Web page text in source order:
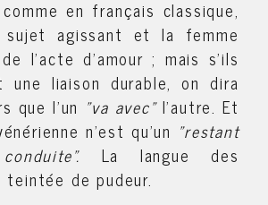
en français classique,
sujet agissant et la femme
l'acte d'amour ; mais s'ils
une liaison durable, on dira
que l'un "va avec"l'autre. Et
n'est qu'un "restant
La langue des
de pudeur.